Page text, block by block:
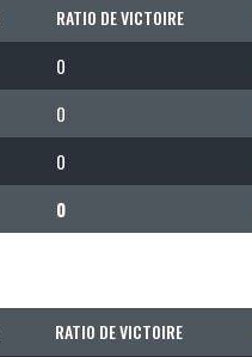
RATIO DE VICTOIRE
0
0
0
0
RATIO DE VICTOIRE